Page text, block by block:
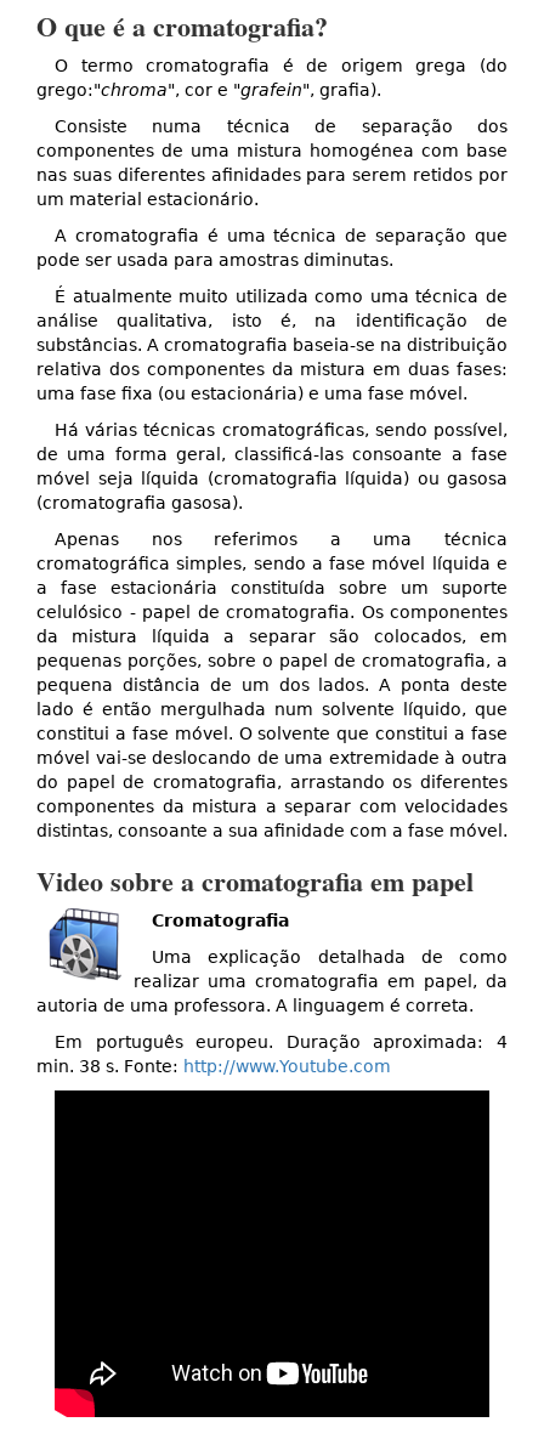
O que é a cromatografia?
O termo cromatografia é de origem grega (do
grego:"chroma", cor e "grafein", grafia).
Consiste numa técnica de separação dos
componentes de uma mistura homogénea com base
nas suas diferentes afinidades para serem retidos por
um material estacionário.
A cromatografia é uma técnica de separação que
pode ser usada para amostras diminutas.
É atualmente muito utilizada como uma técnica de
análise qualitativa, isto é, na identificação de
substâncias. A cromatografia baseia-se na distribuição
relativa dos componentes da mistura em duas fases:
uma fase fixa (ou estacionária) e uma fase móvel.
Há várias técnicas cromatográficas, sendo possível,
de uma forma geral, classificá-las consoante a fase
móvel seja líquida (cromatografia líquida) ou gasosa
(cromatografia gasosa).
Apenas nos referimos a uma técnica
cromatográfica simples, sendo a fase móvel líquida e
a fase estacionária constituída sobre um suporte
celulósico - papel de cromatografia. Os componentes
da mistura líquida a separar são colocados, em
pequenas porções, sobre o papel de cromatografia, a
pequena distância de um dos lados. A ponta deste
lado é então mergulhada num solvente líquido, que
constitui a fase móvel. O solvente que constitui a fase
móvel vai-se deslocando de uma extremidade à outra
do papel de cromatografia, arrastando os diferentes
componentes da mistura a separar com velocidades
distintas, consoante a sua afinidade com a fase móvel.
Video sobre a cromatografia em papel
Cromatografia
Uma explicação detalhada de como
realizar uma cromatografia em papel, da
autoria de uma professora. A linguagem é correta.
Em português europeu. Duração aproximada: 4
min. 38 s. Fonte: http://www.Youtube.com